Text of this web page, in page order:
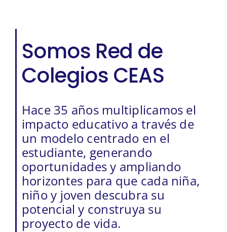
Somos Red de
Colegios CEAS
Hace 35 años multiplicamos el
impacto educativo a través de
un modelo centrado en el
estudiante, generando
oportunidades y ampliando
horizontes para que cada niña,
niño y joven descubra su
potencial y construya su
proyecto de vida.